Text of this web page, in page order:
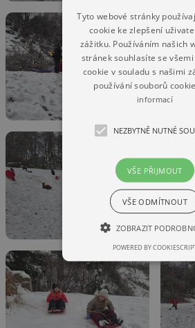
Tyto webové stránky
cookie ke zlepšení
zážitku. Používáním našich
stránek souhlasíte se
cookie v souladu s našimi
používání souborů
informací
NEZBYTNĚ NUTNÉ
VŠE PŘIJMOUT
VŠE ODMÍTNOUT
ZOBRAZIT
POWERED BY